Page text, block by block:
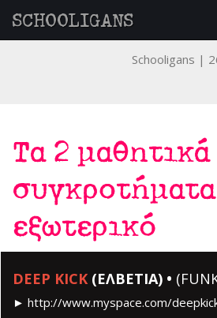
SCHOOLIGANS
Schooligans
Τα 2 μαθητικά
εξωτερικό
DEEP KICK (ΕΛΒΕΤΙΑ) •
► http://www.myspace.com/